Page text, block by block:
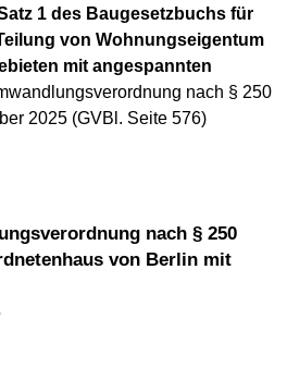
1 des Baugesetzbuchs für
von Wohnungseigentum
mit angespannten
nach § 250
2025 (GVBl. Seite 576)
nach § 250
von Berlin mit